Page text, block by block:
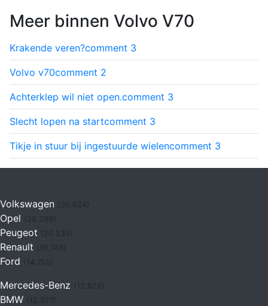
Meer binnen Volvo V70
Krakende veren?comment 3
Volvo v70comment 2
Achterklep wil niet open.comment 3
Slecht lopen na startcomment 3
Tikje in stuur bij ingestuurde wielencomment 3
Volkswagen (30.624)
Opel
Peugeot
Renault (19.746)
Ford (14.755)
Mercedes-Benz
BMW